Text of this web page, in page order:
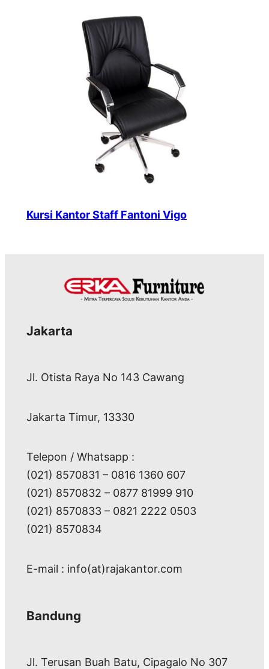
Kursi Kantor Staff Fantoni Vigo
Jakarta
Jl. Otista Raya No 143 Cawang
Jakarta Timur, 13330
Telepon / Whatsapp :
(021) 8570831 – 0816 1360 607
(021) 8570832 – 0877 81999 910
(021) 8570833 – 0821 2222 0503
(021) 8570834
E-mail : info(at)rajakantor.com
Bandung
Jl. Terusan Buah Batu, Cipagalo No 307